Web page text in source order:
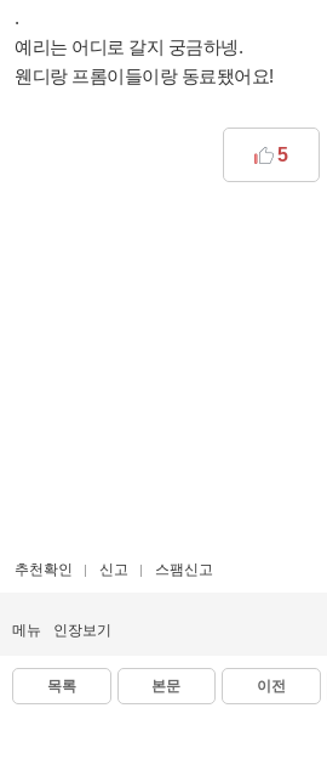
.
예리는 어디로 갈지 궁금하넹.
웬디랑 프롬이들이랑 동료됐어요!
5
추천확인 신고 스팸신고
메뉴 인장보기
목록 본문 이전